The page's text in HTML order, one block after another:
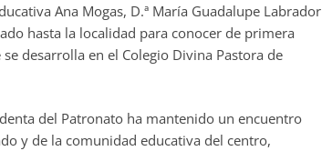
Ana Mogas, D.ª María Guadalupe Labrador
hasta la localidad para conocer de primera
desarrolla en el Colegio Divina Pastora de
del Patronato ha mantenido un encuentro
y de la comunidad educativa del centro,